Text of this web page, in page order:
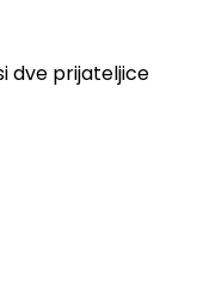
dve prijateljice